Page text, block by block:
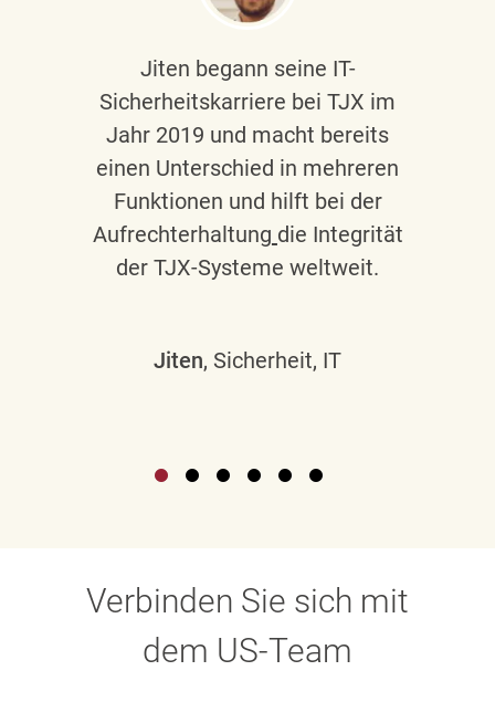
Jiten begann seine IT-
Sicherheitskarriere bei TJX im
Jahr 2019 und macht bereits
einen Unterschied in mehreren
Funktionen und hilft bei der
Aufrechterhaltung die Integrität
der TJX-Systeme weltweit.
Jiten, Sicherheit, IT
Verbinden Sie sich mit
dem US-Team